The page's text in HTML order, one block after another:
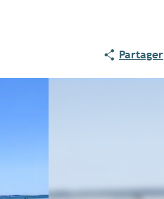
Partager